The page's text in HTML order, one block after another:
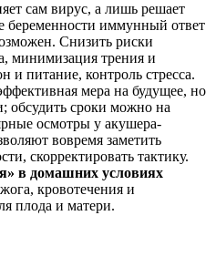
сам вирус, а лишь решает
беременности иммунный ответ
Снизить риски
минимизация трения и
питание, контроль стресса.
мера на будущее, но
обсудить сроки можно на
осмотры у акушера-
вовремя заметить
скорректировать тактику.
в домашних условиях
кровотечения и
плода и матери.